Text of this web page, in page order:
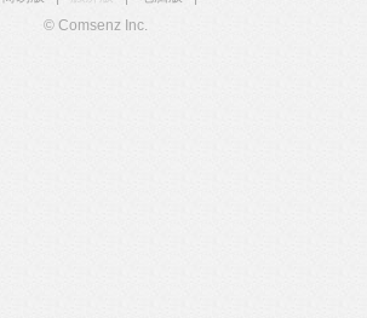
© Comsenz Inc.